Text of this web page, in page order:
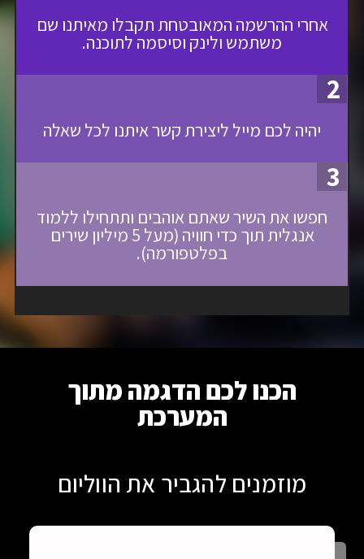
אחרי ההרשמה המאובטחת תקבלו מאיתנו שם
משתמש ולינק וסיסמה לתוכנה.
2
יהיה לכם מייל ליצירת קשר איתנו לכל שאלה
3
חפשו את השיר שאתם אוהבים ותתחילו ללמוד
אנגלית תוך כדי חוויה (מעל 5 מיליון שירים
בפלטפורמה).
הכנו לכם הדגמה מתוך
המערכת
מוזמנים להגביר את הווליום